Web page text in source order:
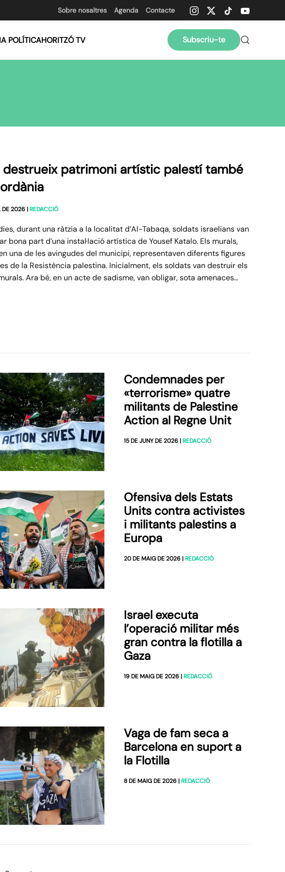
Sobre nosaltres Agenda Contacte
POLÍTICAHORITZÓ TV Subscriu-te
destrueix patrimoni artístic palestí també
DE 2026 |REDACCIÓ
durant una ràtzia a la localitat d’Al-Tabaqa, soldats israelians van
bona part d’una instal·lació artística de Yousef Katalo. Els murals,
una de les avingudes del municipi, representaven diferents figures
de la Resistència palestina. Inicialment, els soldats van destruir els
Ara bé, en un acte de sadisme, van obligar, sota amenaces…
Condemnades per
«terrorisme» quatre
militants de Palestine
Action al Regne Unit
15 DE JUNY DE 2026 |REDACCIÓ
Ofensiva dels Estats
Units contra activistes
i militants palestins a
Europa
20 DE MAIG DE 2026 |REDACCIÓ
Israel executa
l’operació militar més
gran contra la flotilla a
Gaza
19 DE MAIG DE 2026 |REDACCIÓ
Vaga de fam seca a
Barcelona en suport a
la Flotilla
8 DE MAIG DE 2026|REDACCIÓ